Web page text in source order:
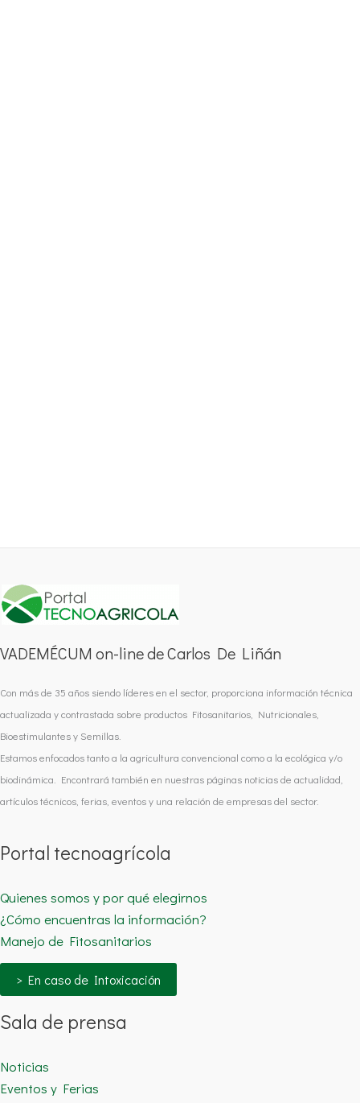
VADEMÉCUM on-line de Carlos De Liñán
Con más de 35 años siendo líderes en el sector, proporciona información técnica
actualizada y contrastada sobre productos Fitosanitarios, Nutricionales,
Bioestimulantes y Semillas.
Estamos enfocados tanto a la agricultura convencional como a la ecológica y/o
biodinámica. Encontrará también en nuestras páginas noticias de actualidad,
artículos técnicos, ferias, eventos y una relación de empresas del sector.
Portal tecnoagrícola
Quienes somos y por qué elegirnos
¿Cómo encuentras la información?
Manejo de Fitosanitarios
> En caso de Intoxicación
Sala de prensa
Noticias
Eventos y Ferias